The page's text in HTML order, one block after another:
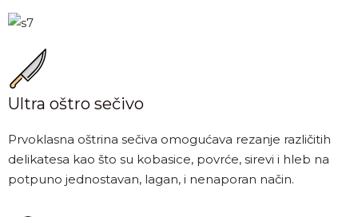
Ultra oštro sečivo
Prvoklasna oštrina sečiva omogućava rezanje različitih
delikatesa kao što su kobasice, povrće, sirevi i hleb na
potpuno jednostavan, lagan, i nenaporan način.